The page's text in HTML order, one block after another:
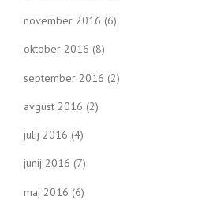
november 2016 (6)
oktober 2016 (8)
september 2016 (2)
avgust 2016 (2)
julij 2016 (4)
junij 2016 (7)
maj 2016 (6)